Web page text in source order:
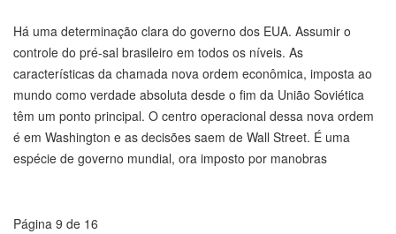
Há uma determinação clara do governo dos EUA. Assumir o
controle do pré-sal brasileiro em todos os níveis. As
características da chamada nova ordem econômica, imposta ao
mundo como verdade absoluta desde o fim da União Soviética
têm um ponto principal. O centro operacional dessa nova ordem
é em Washington e as decisões saem de Wall Street. É uma
espécie de governo mundial, ora imposto por manobras
Página 9 de 16